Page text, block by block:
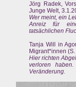
Jörg Radek,
Junge Welt,
Wer meint, ein
Anreiz für
tatsächlichen
Tanja Will in
Migrant*innen
Hier richten
verloren
Veränderung.